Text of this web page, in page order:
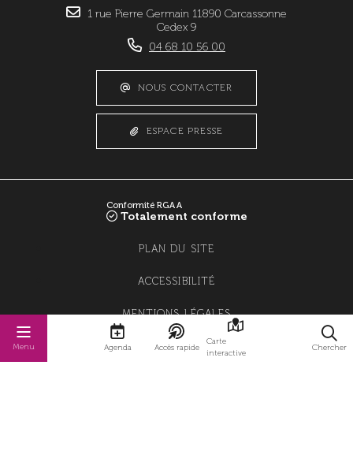
Menu Agenda Accès rapide
Carte
interactive
Chercher
1 rue Pierre Germain 11890 Carcassonne
Cedex 9
04 68 10 56 00
NOUS CONTACTER
ESPACE PRESSE
Conformité RGAA
Totalement conforme
PLAN DU SITE
ACCESSIBILITÉ
MENTIONS LÉGALES
POLITIQUE DE CONFIDENTIALITÉ